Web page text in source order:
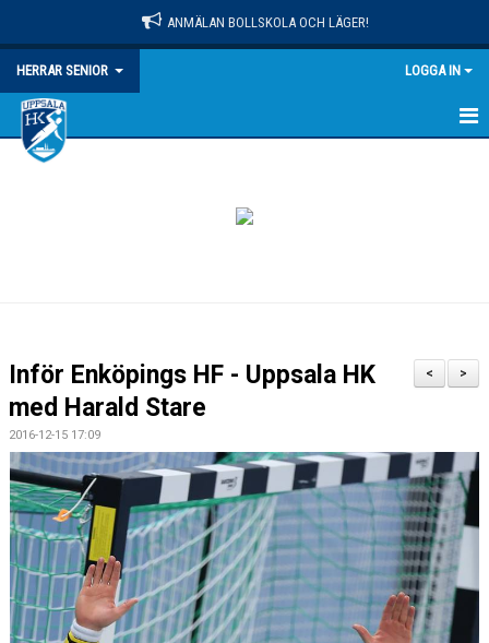
ANMÄLAN BOLLSKOLA OCH LÄGER!
HERRAR SENIOR LOGGA IN
HEM
BILDGALLERI
DOKUMENT
KONTAKT
>
<
Inför Enköpings HF - Uppsala HK
med Harald Stare
2016-12-15 17:09